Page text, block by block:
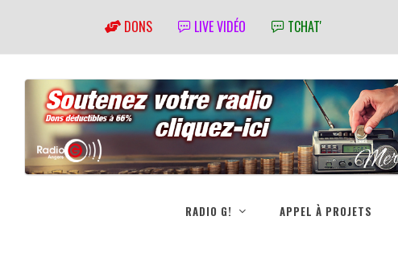
DONS LIVE VIDÉO TCHAT'
RADIO G! APPEL À PROJETS